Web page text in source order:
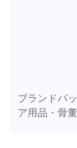
ブランドバ
ア用品・骨